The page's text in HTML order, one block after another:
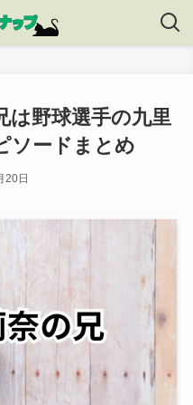
は野球選手の九里
ソードまとめ
20日